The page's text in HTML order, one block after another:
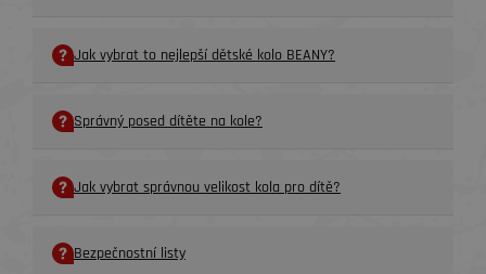
Jak vybrat to nejlepší dětské kolo BEANY?
Správný posed dítěte na kole?
Jak vybrat správnou velikost kola pro dítě?
Bezpečnostní listy